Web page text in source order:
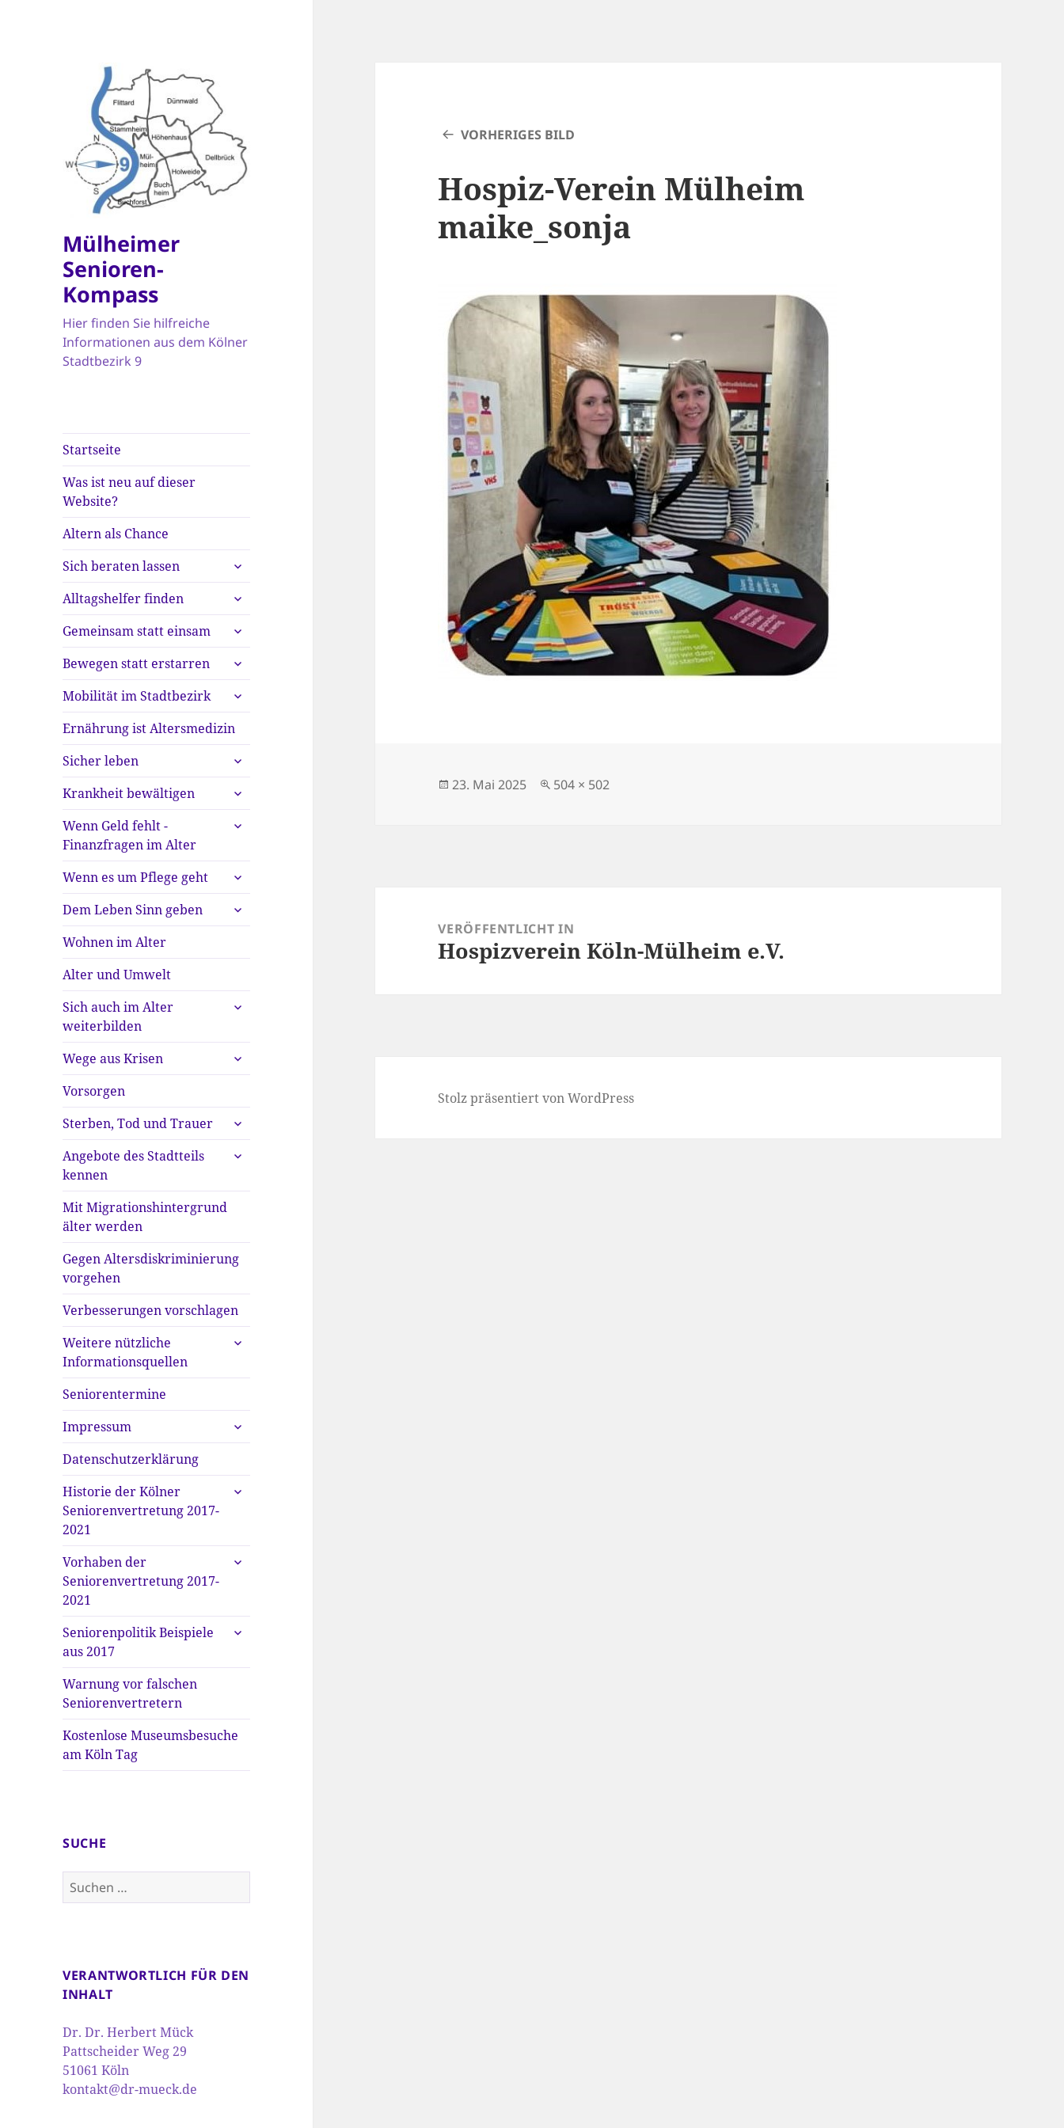
Mülheimer
Senioren-
Kompass
Hier finden Sie hilfreiche
Informationen aus dem Kölner
Stadtbezirk 9
Startseite
Was ist neu auf dieser
Website?
Altern als Chance
Sich beraten lassen
untermenü
anzeigen
Alltagshelfer finden
untermenü
anzeigen
Gemeinsam statt einsam
untermenü
anzeigen
Bewegen statt erstarren
untermenü
anzeigen
Mobilität im Stadtbezirk
untermenü
anzeigen
Ernährung ist Altersmedizin
Sicher leben
untermenü
anzeigen
Krankheit bewältigen
untermenü
anzeigen
Wenn Geld fehlt -
Finanzfragen im Alter
untermenü
Wenn es um Pflege geht
untermenü
anzeigen
Dem Leben Sinn geben
untermenü
anzeigen
Wohnen im Alter
Alter und Umwelt
Sich auch im Alter
weiterbilden
untermenü
Wege aus Krisen
untermenü
anzeigen
Vorsorgen
Sterben, Tod und Trauer
untermenü
anzeigen
Angebote des Stadtteils
kennen
untermenü
Mit Migrationshintergrund
älter werden
Gegen Altersdiskriminierung
vorgehen
Verbesserungen vorschlagen
Weitere nützliche
Informationsquellen
untermenü
Seniorentermine
Impressum
untermenü
anzeigen
Datenschutzerklärung
Historie der Kölner
Seniorenvertretung 2017-
2021
untermenü
Vorhaben der
Seniorenvertretung 2017-
2021
untermenü
Seniorenpolitik Beispiele
aus 2017
untermenü
Warnung vor falschen
Seniorenvertretern
Kostenlose Museumsbesuche
am Köln Tag
SUCHE
Suchen
nach:
VERANTWORTLICH FÜR DEN
INHALT
Dr. Dr. Herbert Mück
Pattscheider Weg 29
51061 Köln
kontakt@dr-mueck.de
VORHERIGES BILD
Hospiz-Verein Mülheim
maike_sonja
Veröffentlicht
23. Mai 2025
Volle
504 × 502
VERÖFFENTLICHT IN
Hospizverein Köln-Mülheim e.V.
Stolz präsentiert von WordPress